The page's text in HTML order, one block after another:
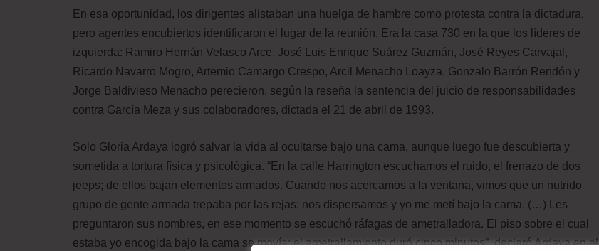
En esa oportunidad, los dirigentes alistaban una huelga de hambre como protesta contra la dictadura,
pero agentes encubiertos identificaron el lugar de la reunión. Era la casa 730 en la que los líderes de
izquierda: Ramiro Hernán Velasco Arce, José Luis Enrique Suárez Guzmán, José Reyes Carvajal,
Ricardo Navarro Mogro, Artemio Camargo Crespo, Arcil Menacho Loayza, Gonzalo Barrón Rendón y
Jorge Baldivieso Menacho perecieron, según la reseña la sentencia del juicio de responsabilidades
contra García Meza y sus colaboradores, dictada el 21 de abril de 1993.
Solo Gloria Ardaya logró salvar la vida al ocultarse bajo una cama, aunque luego fue descubierta y
sometida a tortura física y psicológica. “En la calle Harrington escuchamos el ruido, el frenazo de dos
jeeps; de ellos bajan elementos armados. Cuando nos acercamos a la ventana, vimos que un nutrido
grupo de gente armada trepaba por las rejas; nos dispersamos y yo me metí bajo la cama. (…) Les
preguntaron sus nombres, en ese momento se escuchó ráfagas de ametralladora. El piso sobre el cual
estaba yo encogida bajo la cama se movía; el ametrallamiento duró cinco minutos”, declaró Ardaya en el